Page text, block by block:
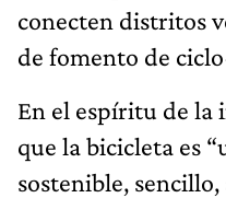
conecten distritos
de fomento de
En el espíritu de la
que la bicicleta es
sostenible,